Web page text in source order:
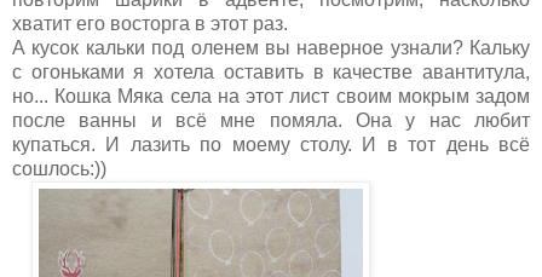
хватит его восторга в этот раз.
А кусок кальки под оленем вы наверное узнали? Кальку
с огоньками я хотела оставить в качестве авантитула,
но... Кошка Мяка села на этот лист своим мокрым задом
после ванны и всё мне помяла. Она у нас любит
купаться. И лазить по моему столу. И в тот день всё
сошлось:))